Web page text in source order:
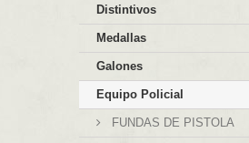
Distintivos
Medallas
Galones
Equipo Policial
FUNDAS DE PISTOLA